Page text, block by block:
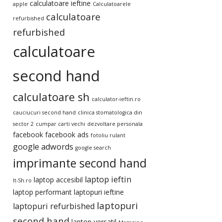
apple calculatoare ieftine Calculatoarele
refurbished calculatoare
refurbished
calculatoare
second hand
calculatoare sh calculator-ieftin.ro
cauciucuri second hand clinica stomatologica din
sector 2 cumpar carti vechi dezvoltare personala
facebook facebook ads fotoliu rulant
google adwords google search
imprimante second hand
It-Sh.ro laptop accesibil laptop ieftin
laptop performant laptopuri ieftine
laptopuri refurbished laptopuri